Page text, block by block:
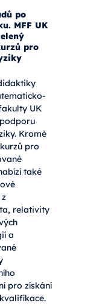
po
MFF UK
pro
UK
Kromě
pro
také
relativity
a
pro získání